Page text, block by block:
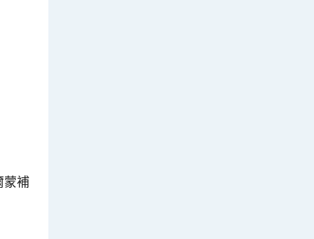
蒙補